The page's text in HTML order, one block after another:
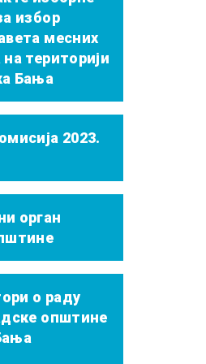
избор
месних
територији
Бања
2023.
орган
о раду
општине